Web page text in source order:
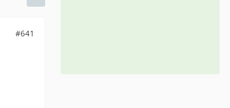
#641